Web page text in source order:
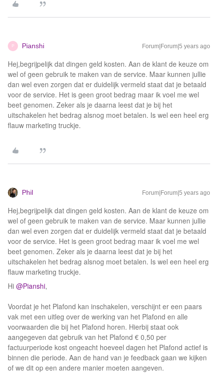
P Pianshi Forum|Forum|5 years ago
Hej,begrijpelijk dat dingen geld kosten. Aan de klant de keuze om
wel of geen gebruik te maken van de service. Maar kunnen jullie
dan wel even zorgen dat er duidelijk vermeld staat dat je betaald
voor de service. Het is geen groot bedrag maar ik voel me wel
beet genomen. Zeker als je daarna leest dat je bij het
uitschakelen het bedrag alsnog moet betalen. Is wel een heel erg
flauw marketing truckje.
Phil Forum|Forum|5 years ago
Hej,begrijpelijk dat dingen geld kosten. Aan de klant de keuze om
wel of geen gebruik te maken van de service. Maar kunnen jullie
dan wel even zorgen dat er duidelijk vermeld staat dat je betaald
voor de service. Het is geen groot bedrag maar ik voel me wel
beet genomen. Zeker als je daarna leest dat je bij het
uitschakelen het bedrag alsnog moet betalen. Is wel een heel erg
flauw marketing truckje.
Hi @Pianshi,
Voordat je het Plafond kan inschakelen, verschijnt er een paars
vak met een uitleg over de werking van het Plafond en alle
voorwaarden die bij het Plafond horen. Hierbij staat ook
aangegeven dat gebruik van het Plafond € 0,50 per
factuurperiode kost ongeacht hoeveel dagen het Plafond actief is
binnen die periode. Aan de hand van je feedback gaan we kijken
of we dit op een andere manier moeten aangeven.